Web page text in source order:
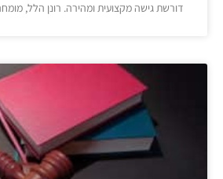
דורשת גישה מקצועית ומהירה. רונן הלל,